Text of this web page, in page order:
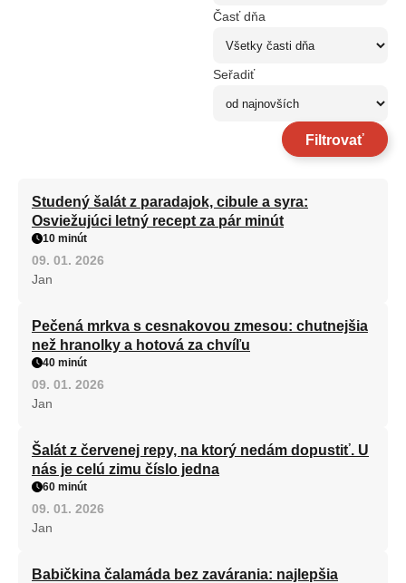
Časť dňa
Seřadiť
Filtrovať
Studený šalát z paradajok, cibule a syra:
Osviežujúci letný recept za pár minút
10 minút
09. 01. 2026
Jan
Pečená mrkva s cesnakovou zmesou: chutnejšia
než hranolky a hotová za chvíľu
40 minút
09. 01. 2026
Jan
Šalát z červenej repy, na ktorý nedám dopustiť. U
nás je celú zimu číslo jedna
60 minút
09. 01. 2026
Jan
Babičkina čalamáda bez zavárania: najlepšia